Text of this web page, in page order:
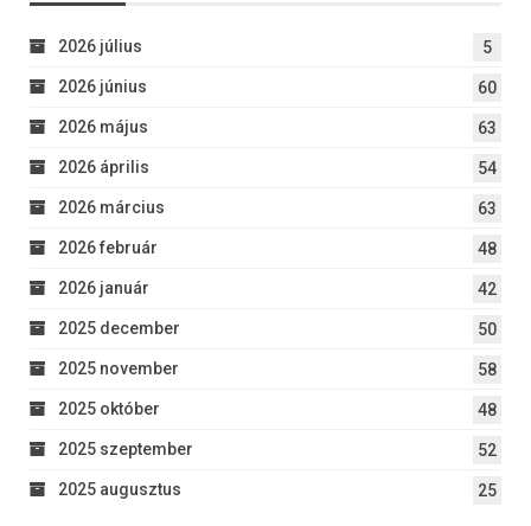
2026 július 5
2026 június 60
2026 május 63
2026 április 54
2026 március 63
2026 február 48
2026 január 42
2025 december 50
2025 november 58
2025 október 48
2025 szeptember 52
2025 augusztus 25